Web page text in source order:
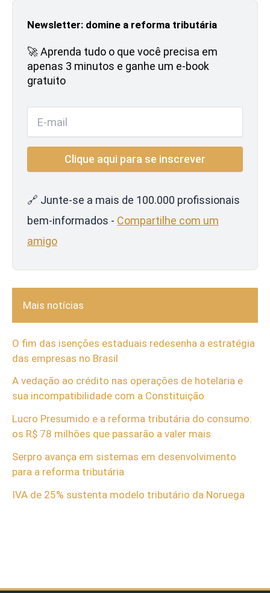
Newsletter: domine a reforma tributária
🚀 Aprenda tudo o que você precisa em
apenas 3 minutos e ganhe um e-book
gratuito
🔗 Junte-se a mais de 100.000 profissionais
bem-informados - Compartilhe com um
amigo
Mais notícias
O fim das isenções estaduais redesenha a estratégia
das empresas no Brasil
A vedação ao crédito nas operações de hotelaria e
sua incompatibilidade com a Constituição
Lucro Presumido e a reforma tributária do consumo:
os R$ 78 milhões que passarão a valer mais
Serpro avança em sistemas em desenvolvimento
para a reforma tributária
IVA de 25% sustenta modelo tributário da Noruega